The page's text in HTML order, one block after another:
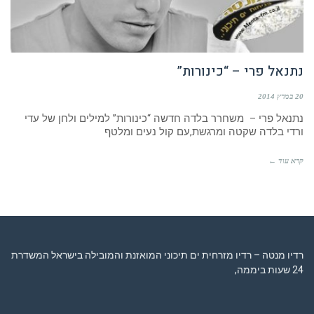
נתנאל פרי – “כינורות”
20 במרץ 2014
נתנאל פרי – משחרר בלדה חדשה “כינורות” למילים ולחן של עדי
ורדי בלדה שקטה ומרגשת,עם קול נעים ומלטף
קרא עוד ←
רדיו מנטה – רדיו מזרחית ים תיכוני המואזנת והמובילה בישראל המשדרת
24 שעות ביממה,